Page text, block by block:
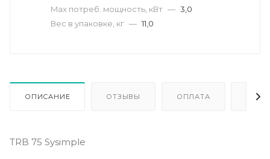
Max потреб. мощность, кВт — 3,0
Вес в упаковке, кг — 11,0
ОПИСАНИЕ ОТЗЫВЫ ОПЛАТА
TRB 75 Sysimple